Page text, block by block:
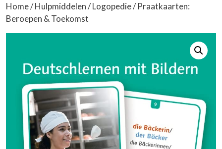
Home/Hulpmiddelen/Logopedie/ Praatkaarten:
Beroepen & Toekomst